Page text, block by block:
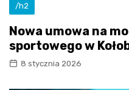
/h2
Nowa umowa na
sportowego w
8 stycznia 2026